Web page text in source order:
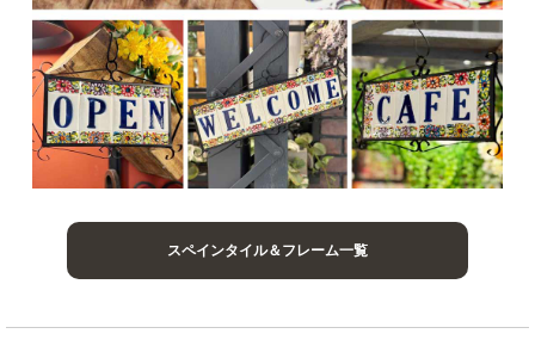
スペインタイル＆フレーム一覧